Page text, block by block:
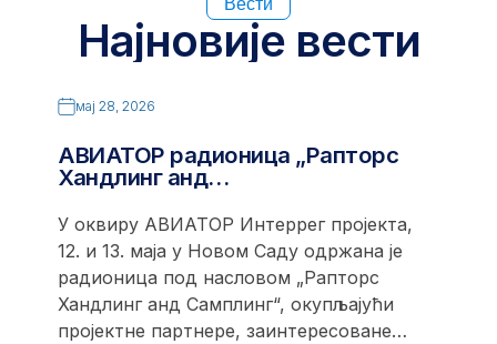
Најновије вести
мај 28, 2026
АВИАТОР радионица „Рапторс
Хандлинг анд…
У оквиру АВИАТОР Интеррег пројекта,
12. и 13. маја у Новом Саду одржана је
радионица под насловом „Рапторс
Хандлинг анд Самплинг“, окупљајући
пројектне партнере, заинтересоване…